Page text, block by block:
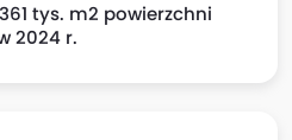
tys. m2 powierzchni
2024 r.